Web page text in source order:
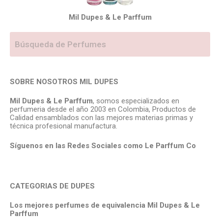
Mil Dupes & Le Parffum
SOBRE NOSOTROS MIL DUPES
Mil Dupes & Le Parffum, somos especializados en
perfumeria desde el año 2003 en Colombia, Productos de
Calidad ensamblados con las mejores materias primas y
técnica profesional manufactura.
Síguenos en las Redes Sociales como Le Parffum Co
CATEGORIAS DE DUPES
Los mejores perfumes de equivalencia Mil Dupes & Le
Parffum